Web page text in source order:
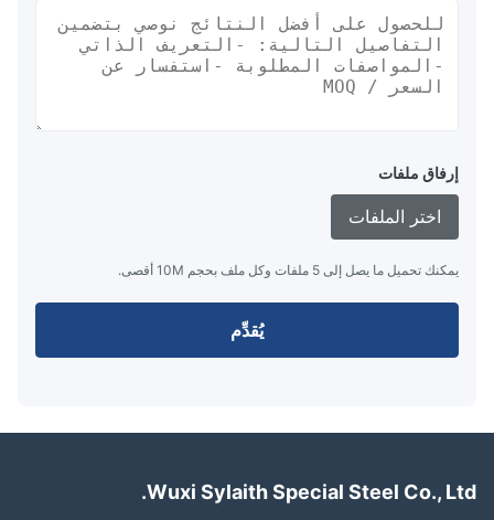
إرفاق ملفات
اختر الملفات
يمكنك تحميل ما يصل إلى 5 ملفات وكل ملف بحجم 10M أقصى.
Wuxi Sylaith Special Steel Co.,